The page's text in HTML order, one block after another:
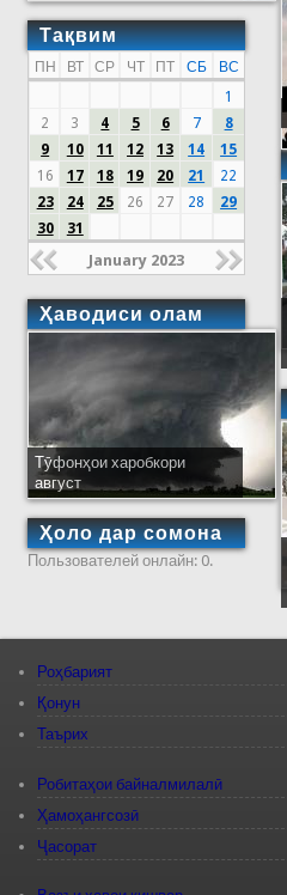
Тақвим
ПН ВТ СР ЧТ ПТ СБ
ВС
1
2
3 4 5 6 7
8
9
10 11 12 13 14
15
16
17 18 19 20 21
22
23
24 25 26 27 28
29
30
31
January 2023
Ҳаводиси олам
Тӯфонҳои харобкори
август
Ҳоло дар сомона
Пользователей онлайн: 0.
Роҳбарият
Қонун
Таърих
Робитаҳои байналмилалӣ
Ҳамоҳангсозӣ
Ҷасорат